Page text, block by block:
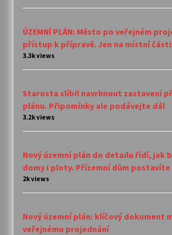
ÚZEMNÍ PLÁN: Město po veřejném
přístup k přípravě. Jen na místní
3.3k views
Starosta slíbil navrhnout zastavení
plánu. Připomínky ale podávejte dál
3.2k views
Nový územní plán do detailu řídí, jak
domy i ploty. Přízemní dům postavíte
2k views
Nový územní plán: klíčový dokument
veřejnému projednání